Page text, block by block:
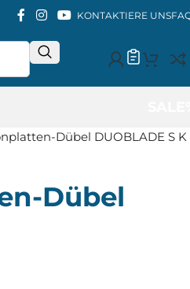
KONTAKTIERE UNS
Dübel DUOBLADE S K
Dübel